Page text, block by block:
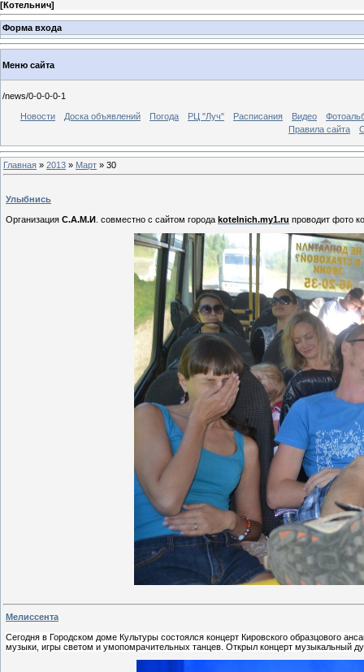
[Котельнич]
Форма входа
Меню сайта
/news/0-0-0-0-1
Новости Доска объявлений Погода РЦ "Луч" Расписания Видео
Правила сайта
Главная » 2013 » Март » 30
Улыбнись
Организация С.А.М.И . совместно с сайтом города kotelnich.my1.ru проводит фото
Мелиссента
Сегодня в Городском доме Культуры состоялся концерт Кировского образцового
музыки, игры светом и умопомрачительных танцев. Открыл концерт музыкальный